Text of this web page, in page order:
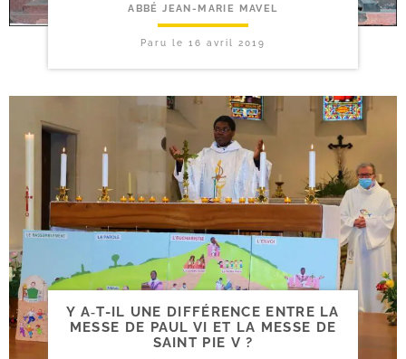
ABBÉ JEAN-MARIE MAVEL
Paru le 16 avril 2019
Y A‑T-​IL UNE DIFFÉRENCE ENTRE LA
MESSE DE PAUL VI ET LA MESSE DE
SAINT PIE V ?